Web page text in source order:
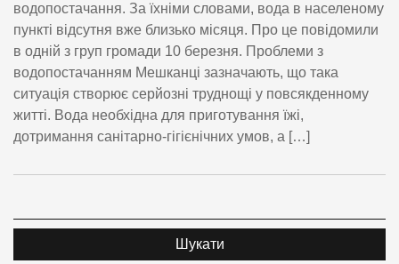
водопостачання. За їхніми словами, вода в населеному
пункті відсутня вже близько місяця. Про це повідомили
в одній з груп громади 10 березня. Проблеми з
водопостачанням Мешканці зазначають, що така
ситуація створює серйозні труднощі у повсякденному
житті. Вода необхідна для приготування їжі,
дотримання санітарно-гігієнічних умов, а […]